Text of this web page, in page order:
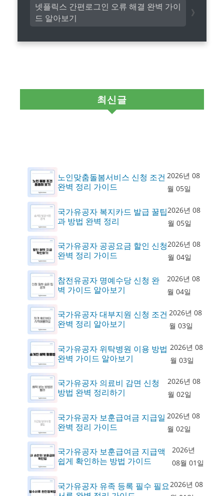
넷플릭스 간편로그인 오류 해결 완벽 가이
드 알아보기
최신글
노인맞춤돌봄서비스 신청 조건
완벽 정리 가이드
2026년 08
월 05일
국가유공자 복지카드 발급 꿀팁
과 방법 완벽 정리
2026년 08
월 05일
국가유공자 공공요금 할인 신청
완벽 정리 가이드
2026년 08
월 04일
참전유공자 명예수당 신청 완
벽 가이드 알아보기
2026년 08
월 04일
국가유공자 대부지원 신청 조건
완벽 정리 알아보기
2026년 08
월 03일
국가유공자 위탁병원 이용 방법
완벽 가이드 알아보기
2026년 08
월 03일
국가유공자 의료비 감면 신청
방법 완벽 정리하기
2026년 08
월 02일
국가유공자 보훈급여금 지급일
완벽 정리 가이드
2026년 08
월 02일
국가유공자 보훈급여금 지급액
쉽게 확인하는 방법 가이드
2026년
08월 01일
국가유공자 유족 등록 필수 필요2026년 08